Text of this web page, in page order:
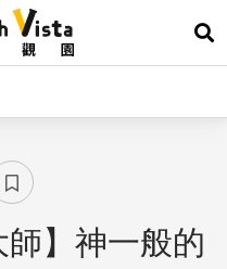
展
師】神一般的